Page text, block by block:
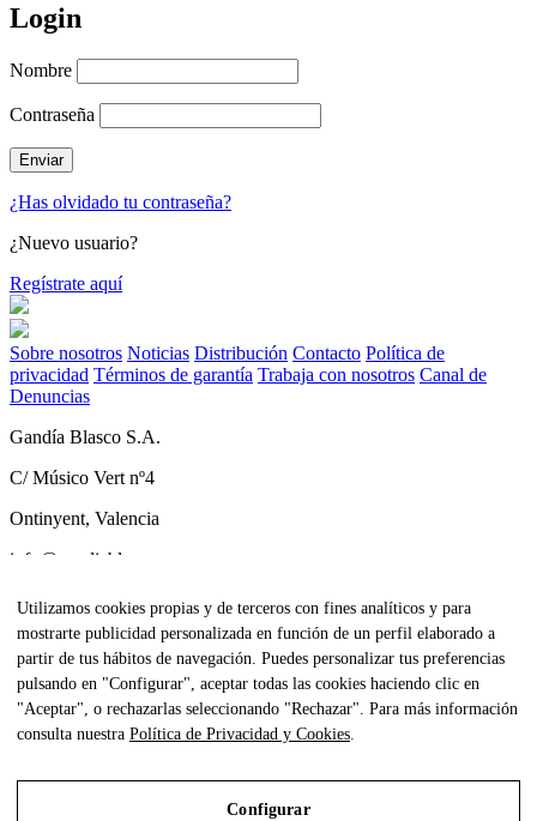
Login
Nombre
Contraseña
¿Has olvidado tu contraseña?
¿Nuevo usuario?
Regístrate aquí
Sobre nosotros Noticias Distribución Contacto Política de
privacidad Términos de garantía Trabaja con nosotros Canal de
Denuncias
Gandía Blasco S.A.
C/ Músico Vert nº4
Ontinyent, Valencia
info@gandiablasco.com
Tel +34 962 911 320
CIF: ESA46011888
Subscríbete a nuestra newsletter
Para estar al tanto de todas nuestras noticias y recibir contenido
exclusivo haz clickaquí.
Utilizamos cookies propias y de terceros con fines analíticos y para
mostrarte publicidad personalizada en función de un perfil elaborado a
partir de tus hábitos de navegación. Puedes personalizar tus preferencias
pulsando en "Configurar", aceptar todas las cookies haciendo clic en
"Aceptar", o rechazarlas seleccionando "Rechazar". Para más información
consulta nuestra Política de Privacidad y Cookies.
Configurar